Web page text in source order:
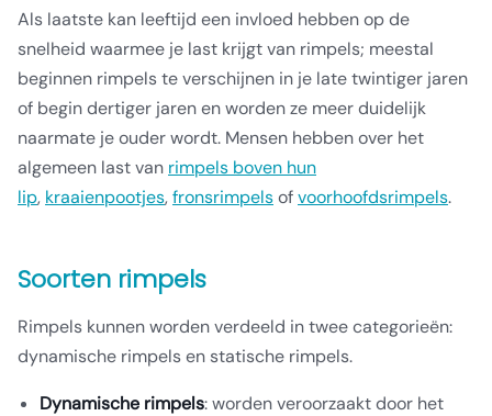
Als laatste kan leeftijd een invloed hebben op de
snelheid waarmee je last krijgt van rimpels; meestal
beginnen rimpels te verschijnen in je late twintiger jaren
of begin dertiger jaren en worden ze meer duidelijk
naarmate je ouder wordt. Mensen hebben over het
algemeen last van rimpels boven hun
lip, kraaienpootjes,fronsrimpelsofvoorhoofdsrimpels.
Soorten rimpels
Rimpels kunnen worden verdeeld in twee categorieën:
dynamische rimpels en statische rimpels.
Dynamische rimpels: worden veroorzaakt door het